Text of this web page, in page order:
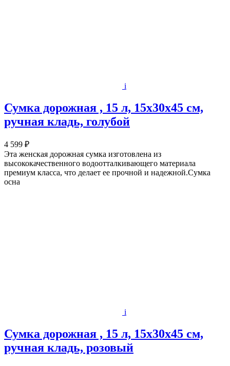
i
Сумка дорожная , 15 л, 15х30х45 см,
ручная кладь, голубой
4 599 ₽
Эта женская дорожная сумка изготовлена из
высококачественного водоотталкивающего материала
премиум класса, что делает ее прочной и надежной.Сумка
осна
i
Сумка дорожная , 15 л, 15х30х45 см,
ручная кладь, розовый